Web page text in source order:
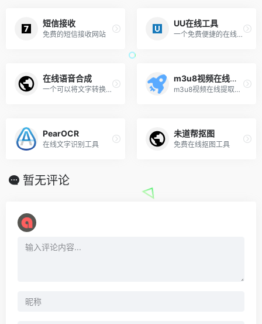
短信接收
免费的短信接收网站
UU在线工具
一个免费便捷的在线工具站，无需下载，即来即用
在线语音合成
一个可以将文字转换为语音的网站
m3u8视频在线提取工具
m3u8视频在线提取工具
PearOCR
在线文字识别工具
未道帮抠图
免费在线抠图工具
暂无评论